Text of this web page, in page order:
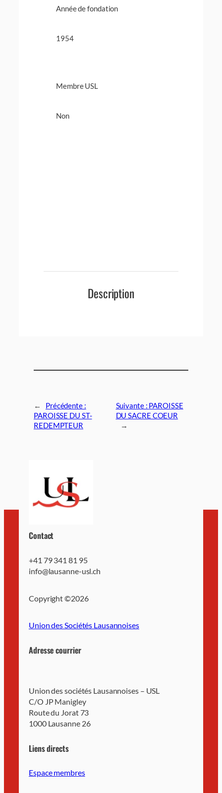
Année de fondation
1954
Membre USL
Non
Description
←
Précédente :
PAROISSE DU ST-
REDEMPTEUR
Suivante : PAROISSE
DU SACRE COEUR
→
Contact
+41 79 341 81 95
info@lausanne-usl.ch
Copyright ©2026
Union des Sociétés Lausannoises
Adresse courrier
Union des sociétés Lausannoises – USL
C/O JP Manigley
Route du Jorat 73
1000 Lausanne 26
Liens directs
Espace membres